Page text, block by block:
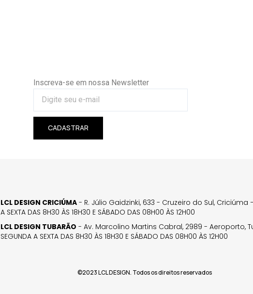
Inscreva-se em nossa Newsletter
CADASTRAR
LCL DESIGN CRICIÚMA - R. Júlio Gaidzinki, 633 - Cruzeiro do Sul, Criciúma
A SEXTA DAS 8H30 ÀS 18H30 E SÁBADO DAS 08H00 ÀS 12H00
LCL DESIGN TUBARÃO - Av. Marcolino Martins Cabral, 2989 - Aeroporto,
SEGUNDA A SEXTA DAS 8H30 ÀS 18H30 E SÁBADO DAS 08H00 ÀS 12H00
©2023 LCL DESIGN. Todos os direitos reservados